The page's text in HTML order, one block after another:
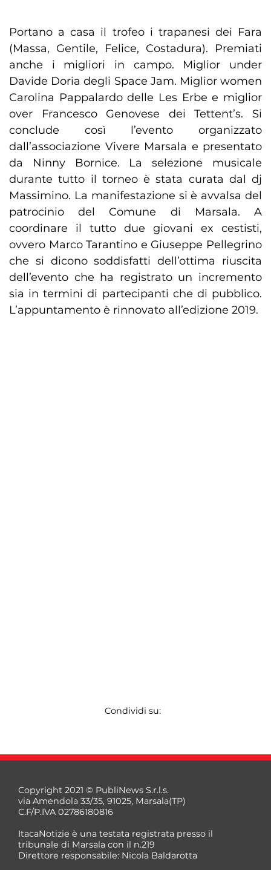
Portano a casa il trofeo i trapanesi dei Fara
(Massa, Gentile, Felice, Costadura). Premiati
anche i migliori in campo. Miglior under
Davide Doria degli Space Jam. Miglior women
Carolina Pappalardo delle Les Erbe e miglior
over Francesco Genovese dei Tettent’s. Si
conclude così l’evento organizzato
dall’associazione Vivere Marsala e presentato
da Ninny Bornice. La selezione musicale
durante tutto il torneo è stata curata dal dj
Massimino. La manifestazione si è avvalsa del
patrocinio del Comune di Marsala. A
coordinare il tutto due giovani ex cestisti,
ovvero Marco Tarantino e Giuseppe Pellegrino
che si dicono soddisfatti dell’ottima riuscita
dell’evento che ha registrato un incremento
sia in termini di partecipanti che di pubblico.
L’appuntamento è rinnovato all’edizione 2019.
Condividi su:
Copyright 2021 © PubliNews S.r.l.s.
via Amendola 33/35, 91025, Marsala(TP)
C.F/P.IVA 02786180816
ItacaNotizie è una testata registrata presso il
tribunale di Marsala con il n.219
Direttore responsabile: Nicola Baldarotta